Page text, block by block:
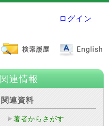
ログイン
関連情報
関連資料
著者からさがす